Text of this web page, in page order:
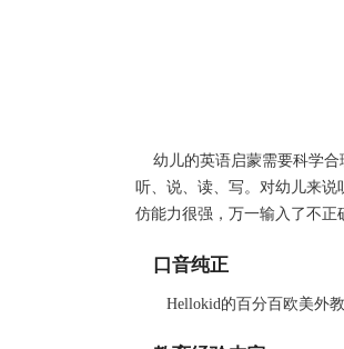
幼儿的英语启蒙需要科学合
听、说、读、写。对幼儿来
仿能力很强，万一输入了不
口音纯正
Hellokid的百分百欧美外